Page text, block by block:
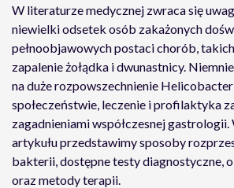
W literaturze medycznej zwraca się
niewielki odsetek osób zakażonych
pełnoobjawowych postaci chorób,
zapalenie żołądka i dwunastnicy.
na duże rozpowszechnienie
społeczeństwie, leczenie i profilaktyka
zagadnieniami współczesnej gastrologii.
artykułu przedstawimy sposoby
bakterii, dostępne testy diagnostyczne,
oraz metody terapii.